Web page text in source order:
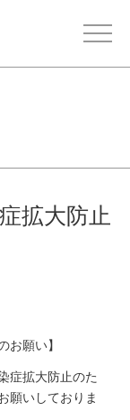
拡大防止
お願い】
症拡大防止のた
願いしておりま